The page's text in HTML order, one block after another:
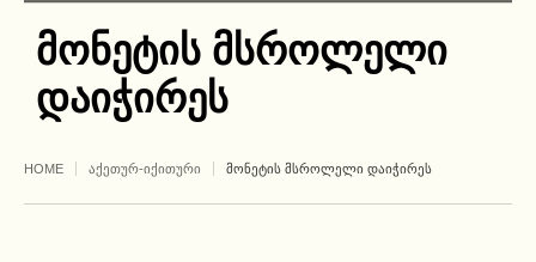
მონეტის მსროლელი
დაიჭირეს
HOME ᲐᲥᲔᲗᲣᲠ-ᲘᲥᲘᲗᲣᲠᲘ ᲛᲝᲜᲔᲢᲘᲡ ᲛᲡᲠᲝᲚᲔᲚᲘ ᲓᲐᲘᲭᲘᲠᲔᲡ